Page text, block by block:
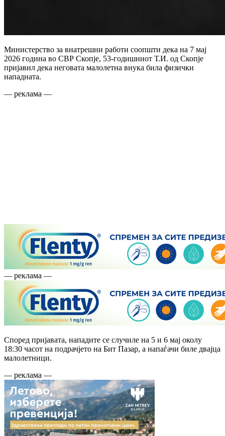
Министерство за внатрешни работи соопшти дека на 7 мај
2026 година во СВР Скопје, 53-годишниот Т.И. од Скопје
пријавил дека неговата малолетна внука била физички
нападната.
— реклама —
— реклама —
Според пријавата, нападите се случиле на 5 и 6 мај околу
18:30 часот на подрачјето на Бит Пазар, а напаѓачи биле двајца
малолетници.
— реклама —